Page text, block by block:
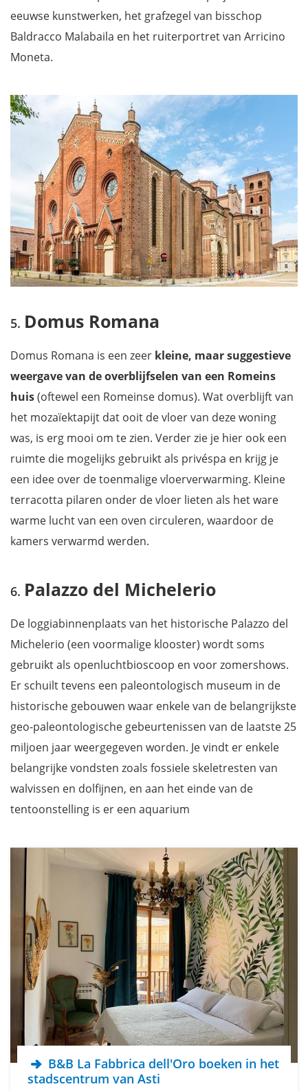
eeuwse kunstwerken, het grafzegel van bisschop
Baldracco Malabaila en het ruiterportret van Arricino
Moneta.
Domus Romana
Domus Romana is een zeer kleine, maar suggestieve
weergave van de overblijfselen van een Romeins
huis(oftewel een Romeinse domus). Wat overblijft van
het mozaïektapijt dat ooit de vloer van deze woning
was, is erg mooi om te zien. Verder zie je hier ook een
ruimte die mogelijks gebruikt als privéspa en krijg je
een idee over de toenmalige vloerverwarming. Kleine
terracotta pilaren onder de vloer lieten als het ware
warme lucht van een oven circuleren, waardoor de
kamers verwarmd werden.
Palazzo del Michelerio
De loggiabinnenplaats van het historische Palazzo del
Michelerio (een voormalige klooster) wordt soms
gebruikt als openluchtbioscoop en voor zomershows.
Er schuilt tevens een paleontologisch museum in de
historische gebouwen waar enkele van de belangrijkste
geo-paleontologische gebeurtenissen van de laatste 25
miljoen jaar weergegeven worden. Je vindt er enkele
belangrijke vondsten zoals fossiele skeletresten van
walvissen en dolfijnen, en aan het einde van de
tentoonstelling is er een aquarium
B&B La Fabbrica dell'Oro boeken in het
stadscentrum van Asti